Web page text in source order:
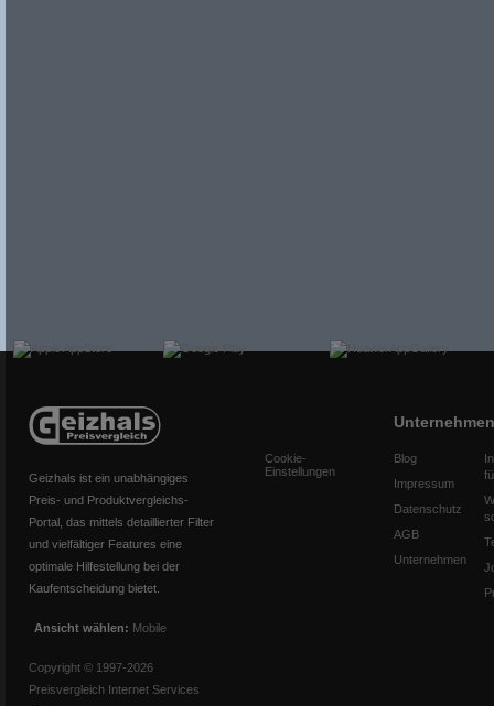
Geizhals ist ein unabhängiges
Preis- und Produktvergleichs-
Portal, das mittels detaillierter Filter
und vielfältiger Features eine
optimale Hilfestellung bei der
Kaufentscheidung bietet.
Ansicht wählen: Mobile
Copyright © 1997-2026
Preisvergleich Internet Services
Cookie-
Einstellungen
Unternehmen
Blog
Impressum
Datenschutz
AGB
Unternehmen